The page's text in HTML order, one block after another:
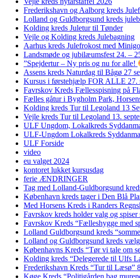
Frederikshavn og Aalborg kreds
Lolland og Guldborgsund kreds
Kolding kreds Juletur til Tønder
Vejle og Kolding kreds Julebagning
Aarhus kreds Julefrokost med
Landsmøde og jubilæumsfest 24. –
”Spejdertur – Ny pris og nu for alle!
Assens kreds Naturdag til Bågø 27
Kursus i førstehjælp FOR ALLE 27.
Favrskov Kreds Fællesspisning på
Fælles gåtur i Bygholm Park,
Kolding kreds Tur til Legoland 13
Vejle kreds Tur til Legoland 13.
ULF Ungdom, Lokalkreds
ULF-Ungdom Lokalkreds
ULF Forside
video
eu valget 2024
kontoret lukket kursusdag
ferie ÆNDRINGER
Tag med Lolland-Guldborgsund
København kreds tager i Den Blå
Med Horsens Kreds i Randers
Favrskov kreds holder valg og spiser
Favrskov Kreds “Fælleshygge med
Lolland Guldborgsund kreds
Lolland og Guldborgsund kreds
Københavns Kreds “Tør vi tale om
Kolding kreds “Delegerede til Ulfs
Frederikshavn Kreds “Tur til Læsø”